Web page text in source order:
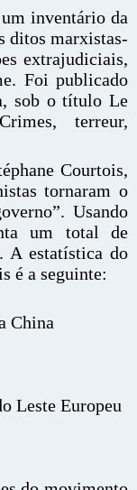
inventário da
ditos marxistas-
extrajudiciais,
Foi publicado
sob o título Le
terreur,
Courtois,
tornaram o
Usando
um total de
A estatística do
é a seguinte:
China
Leste Europeu